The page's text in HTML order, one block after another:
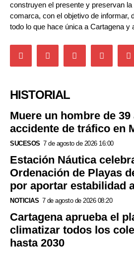
construyen el presente y preservan
comarca, con el objetivo de informar,
todo lo que hace única a Cartagena y
HISTORIAL
Muere un hombre de 39
accidente de tráfico en
SUCESOS 7 de agosto de 2026 16:00
Estación Náutica
Ordenación de Playas
por aportar estabilidad
NOTICIAS 7 de agosto de 2026 08:20
Cartagena aprueba el
climatizar todos los
hasta 2030